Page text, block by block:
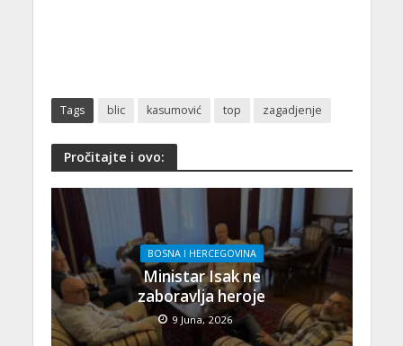
Tags blic kasumović top zagadjenje
Pročitajte i ovo:
BOSNA I HERCEGOVINA
Ministar Isak ne
zaboravlja heroje
9 Juna, 2026